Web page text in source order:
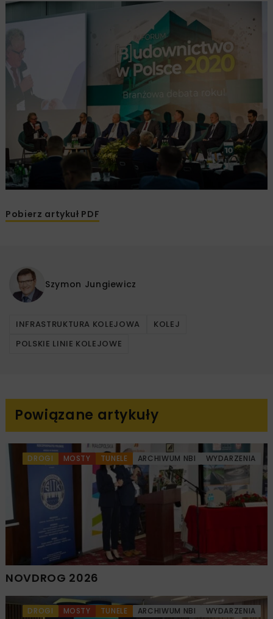
Pobierz artykuł PDF
Szymon Jungiewicz
INFRASTRUKTURA KOLEJOWA
KOLEJ
POLSKIE LINIE KOLEJOWE
Powiązane artykuły
DROGI MOSTY TUNELE ARCHIWUM NBI WYDARZENIA
NOVDROG 2026
DROGI MOSTY TUNELE ARCHIWUM NBI WYDARZENIA